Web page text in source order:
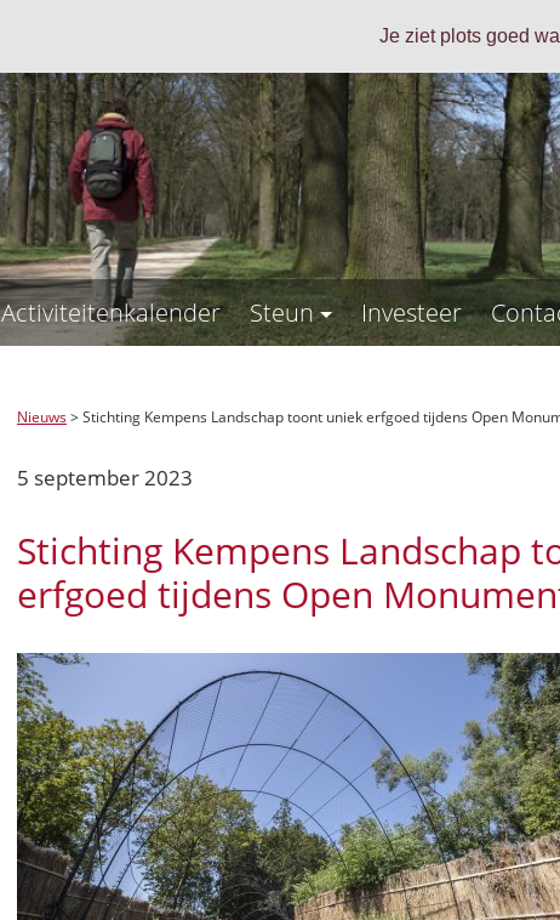
Je ziet plots goed
Activiteitenkalender Steun Investeer
Nieuws>Stichting Kempens Landschap toont uniek erfgoed tijdens Open
5 september 2023
Stichting Kempens Landschap
erfgoed tijdens Open